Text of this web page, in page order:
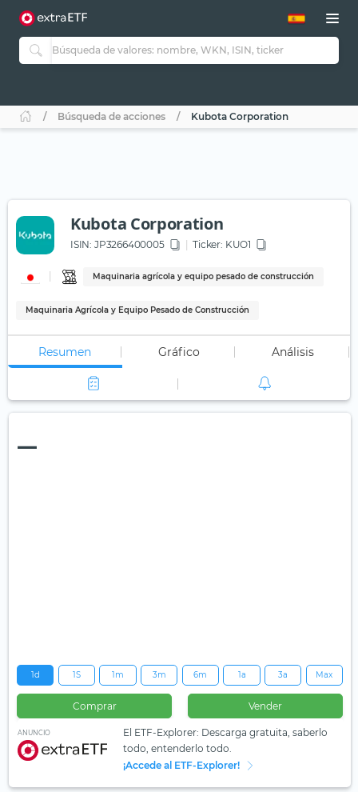
Búsqueda de acciones Kubota Corporation
Kubota Corporation
ISIN: JP3266400005 Ticker: KUO1
Maquinaria agrícola y equipo pesado de construcción
Maquinaria Agrícola y Equipo Pesado de Construcción
Resumen Gráfico Análisis
—
1d 1S 1m 3m 6m 1a 3a Max
Comprar Vender
ANUNCIO
El ETF-Explorer: Descarga gratuita, saberlo
todo, entenderlo todo.
¡Accede al ETF-Explorer!